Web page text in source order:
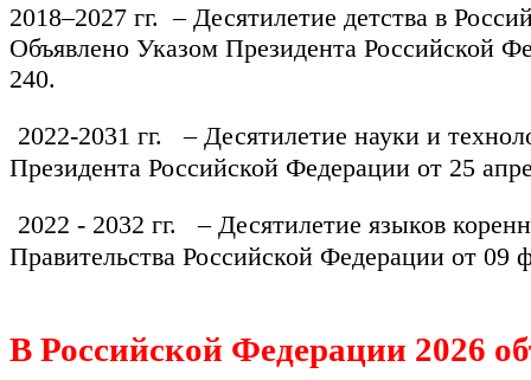
2018–2027 гг. – Десятилетие детства в
Объявлено Указом Президента Российской
240.
2022-2031 гг. – Десятилетие науки и
Президента Российской Федерации от 25
2022 - 2032 гг. – Десятилетие языков
Правительства Российской Федерации от 09
В Российской Федерации 2026